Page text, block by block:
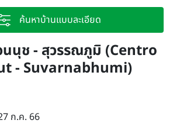
ค้นหาบ้านแบบละเอียด
นนุช - สุวรรณภูมิ (Centro
- Suvarnabhumi)
ก.ค. 66